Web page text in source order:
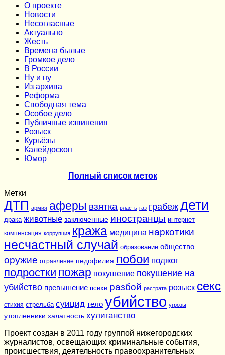
О проекте
Новости
Несогласные
Актуально
Жесть
Времена былые
Громкое дело
В России
Ну и ну
Из архива
Реформа
Cвободная тема
Особое дело
Публичные извинения
Розыск
Курьёзы
Калейдоскоп
Юмор
Полный список меток
Метки
ДТП армия аферы взятка власть газ грабеж дети
драка животные заключенные иностранцы интернет
компенсация коррупция кража медицина наркотики
несчастный случай образование общество
оружие отравление педофилия побои поджог
подростки пожар покушение покушение на
убийство превышение психи разбой растрата розыск секс
стихия стрельба суицид тело убийство угрозы
утопленники халатность хулиганство
Проект создан в 2011 году группой нижегородских
журналистов, освещающих криминальные события,
происшествия, деятельность правоохранительных